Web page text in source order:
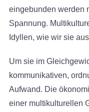
eingebunden werden
Spannung.
Idyllen, wie wir sie
Um sie im
kommunikativen,
Aufwand. Die
einer multikulturellen